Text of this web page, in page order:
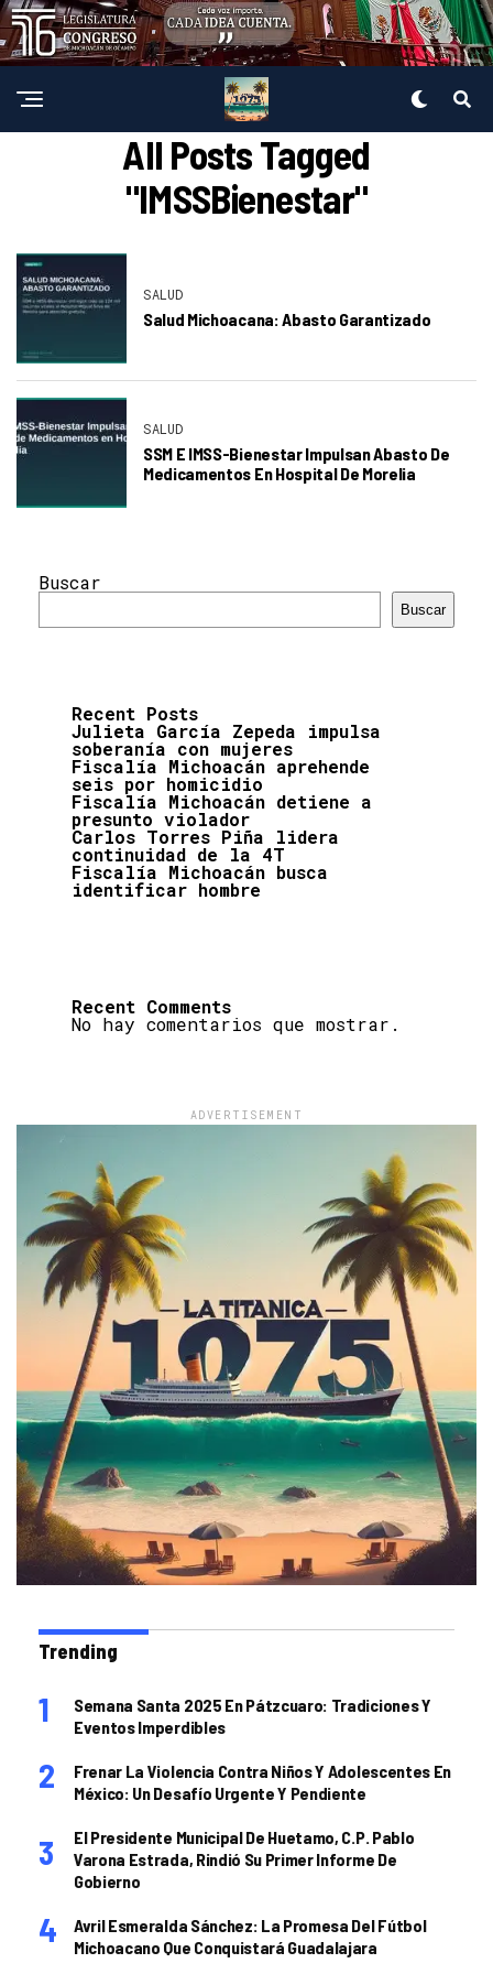
All Posts Tagged
"IMSSBienestar"
SALUD
Salud Michoacana: Abasto Garantizado
SALUD
SSM E IMSS-Bienestar Impulsan Abasto De
Medicamentos En Hospital De Morelia
Buscar
Buscar
Recent Posts
Julieta García Zepeda impulsa
soberanía con mujeres
Fiscalía Michoacán aprehende
seis por homicidio
Fiscalía Michoacán detiene a
presunto violador
Carlos Torres Piña lidera
continuidad de la 4T
Fiscalía Michoacán busca
identificar hombre
Recent Comments
No hay comentarios que mostrar.
ADVERTISEMENT
Trending
Semana Santa 2025 En Pátzcuaro: Tradiciones Y
Eventos Imperdibles
Frenar La Violencia Contra Niños Y Adolescentes En
México: Un Desafío Urgente Y Pendiente
El Presidente Municipal De Huetamo, C.P. Pablo
Varona Estrada, Rindió Su Primer Informe De
Gobierno
Avril Esmeralda Sánchez: La Promesa Del Fútbol
Michoacano Que Conquistará Guadalajara